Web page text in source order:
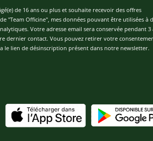
de 16 ans ou plus et souhaite recevoir des offres
"Team Officine", mes données pouvant être utilisées à
Votre adresse email sera conservée pendant 3
dernier contact. Vous pouvez retirer votre
le lien de désinscription présent dans notre newsletter.